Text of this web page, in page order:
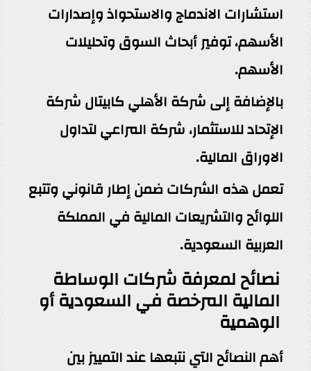
استشارات الاندماج والاستحواذ وإصدارات
الأسهم، توفير أبحاث السوق وتحليلات
الأسهم.
بالإضافة إلى شركة الأهلي كابيتال شركة
الإتحاد للاستثمار، شركة المراعي لتداول
الاوراق المالية.
تعمل هذه الشركات ضمن إطار قانوني وتتبع
اللوائح والتشريعات المالية في المملكة
العربية السعودية.
نصائح لمعرفة شركات الوساطة
المالية المرخصة في السعودية أو
الوهمية
أهم النصائح التي نتبعها عند التمييز بين